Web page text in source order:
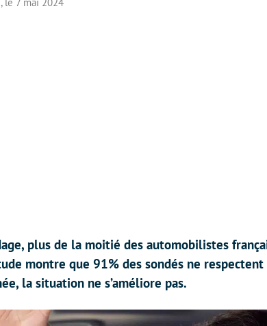
plus de la moitié des automobilistes
montre que 91% des sondés ne
la situation ne s’améliore pas.